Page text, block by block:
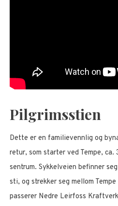
Pilgrimsstien
Dette er en familievennlig og
retur, som starter ved Tempe, ca.
sentrum. Sykkelveien befinner
sti, og strekker seg mellom
passerer Nedre Leirfoss